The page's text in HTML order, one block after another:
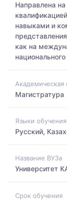
Направлена
навыками и
как на
Академическая
Магистратура
Языки обучения
Русский,
Название ВУЗа
Университет
Срок обучения